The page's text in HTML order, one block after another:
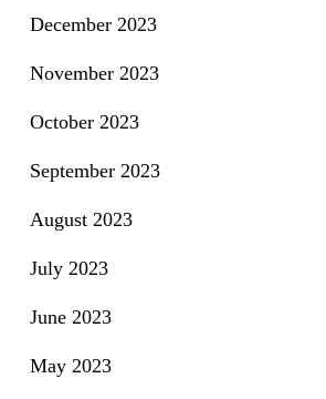
December 2023
November 2023
October 2023
September 2023
August 2023
July 2023
June 2023
May 2023